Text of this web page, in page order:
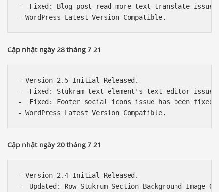
-  Fixed: Blog post read more text translate issue
Cập nhật ngày 28 tháng 7 21
- Version 2.5 Initial Released.
-  Fixed: Stukram text element's text editor issue
-  Fixed: Footer social icons issue has been fixed.
Cập nhật ngày 20 tháng 7 21
- Version 2.4 Initial Released.
-  Updated: Row Stukrum Section Background Image